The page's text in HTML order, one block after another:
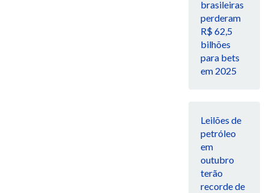
brasileiras
perderam
R$ 62,5
bilhões
para bets
em 2025
Leilões de
petróleo
em
outubro
terão
recorde de